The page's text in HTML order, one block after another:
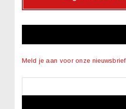
Meld je aan voor onze nieuwsbrief